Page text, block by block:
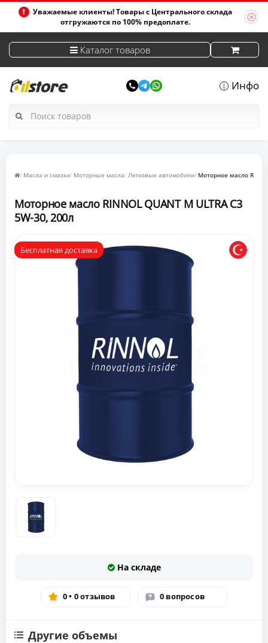
Уважаемые клиенты! Товары с Центрального склада
отгружаются по 100% предоплате.
Каталог товаров
Инфо
Масла и смазки Моторные масла Легковые автомобили Моторное масло
Моторное масло RINNOL QUANT M ULTRA С3
5W-30, 200л
Бесплатная доставка
На складе
0 • 0 отзывов 0 вопросов
Другие объемы